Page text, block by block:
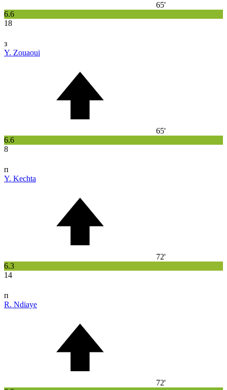
65'
6.6
18
з
Y. Zouaoui
65'
6.6
8
п
Y. Kechta
72'
6.3
14
п
R. Ndiaye
72'